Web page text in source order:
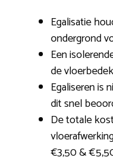
Egalisatie
ondergrond
Een
de
Egaliseren is
dit snel
De totale
€3,50 &